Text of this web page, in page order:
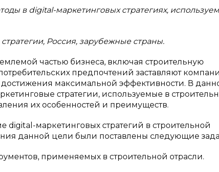
в digital-маркетинговых стратегиях,
Россия, зарубежные страны.
частью бизнеса, включая строительную
предпочтений заставляют
максимальной эффективности. В
стратегии, используемые в
их особенностей и преимуществ.
маркетинговых стратегий в строительной
данной цели были поставлены следующие
применяемых в строительной отрасли.